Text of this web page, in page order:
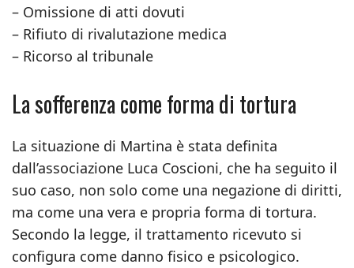
– Omissione di atti dovuti
– Rifiuto di rivalutazione medica
– Ricorso al tribunale
La sofferenza come forma di tortura
La situazione di Martina è stata definita
dall’associazione Luca Coscioni, che ha seguito il
suo caso, non solo come una negazione di diritti,
ma come una vera e propria forma di tortura.
Secondo la legge, il trattamento ricevuto si
configura come danno fisico e psicologico.